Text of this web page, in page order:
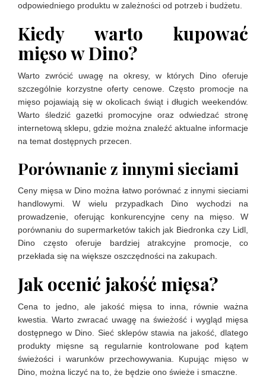
odpowiedniego produktu w zależności od potrzeb i budżetu.
Kiedy warto kupować
mięso w Dino?
Warto zwrócić uwagę na okresy, w których Dino oferuje
szczególnie korzystne oferty cenowe. Często promocje na
mięso pojawiają się w okolicach świąt i długich weekendów.
Warto śledzić gazetki promocyjne oraz odwiedzać stronę
internetową sklepu, gdzie można znaleźć aktualne informacje
na temat dostępnych przecen.
Porównanie z innymi sieciami
Ceny mięsa w Dino można łatwo porównać z innymi sieciami
handlowymi. W wielu przypadkach Dino wychodzi na
prowadzenie, oferując konkurencyjne ceny na mięso. W
porównaniu do supermarketów takich jak Biedronka czy Lidl,
Dino często oferuje bardziej atrakcyjne promocje, co
przekłada się na większe oszczędności na zakupach.
Jak ocenić jakość mięsa?
Cena to jedno, ale jakość mięsa to inna, równie ważna
kwestia. Warto zwracać uwagę na świeżość i wygląd mięsa
dostępnego w Dino. Sieć sklepów stawia na jakość, dlatego
produkty mięsne są regularnie kontrolowane pod kątem
świeżości i warunków przechowywania. Kupując mięso w
Dino, można liczyć na to, że będzie ono świeże i smaczne.